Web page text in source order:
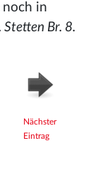
noch in
Stetten Br. 8.
Nächster
Eintrag